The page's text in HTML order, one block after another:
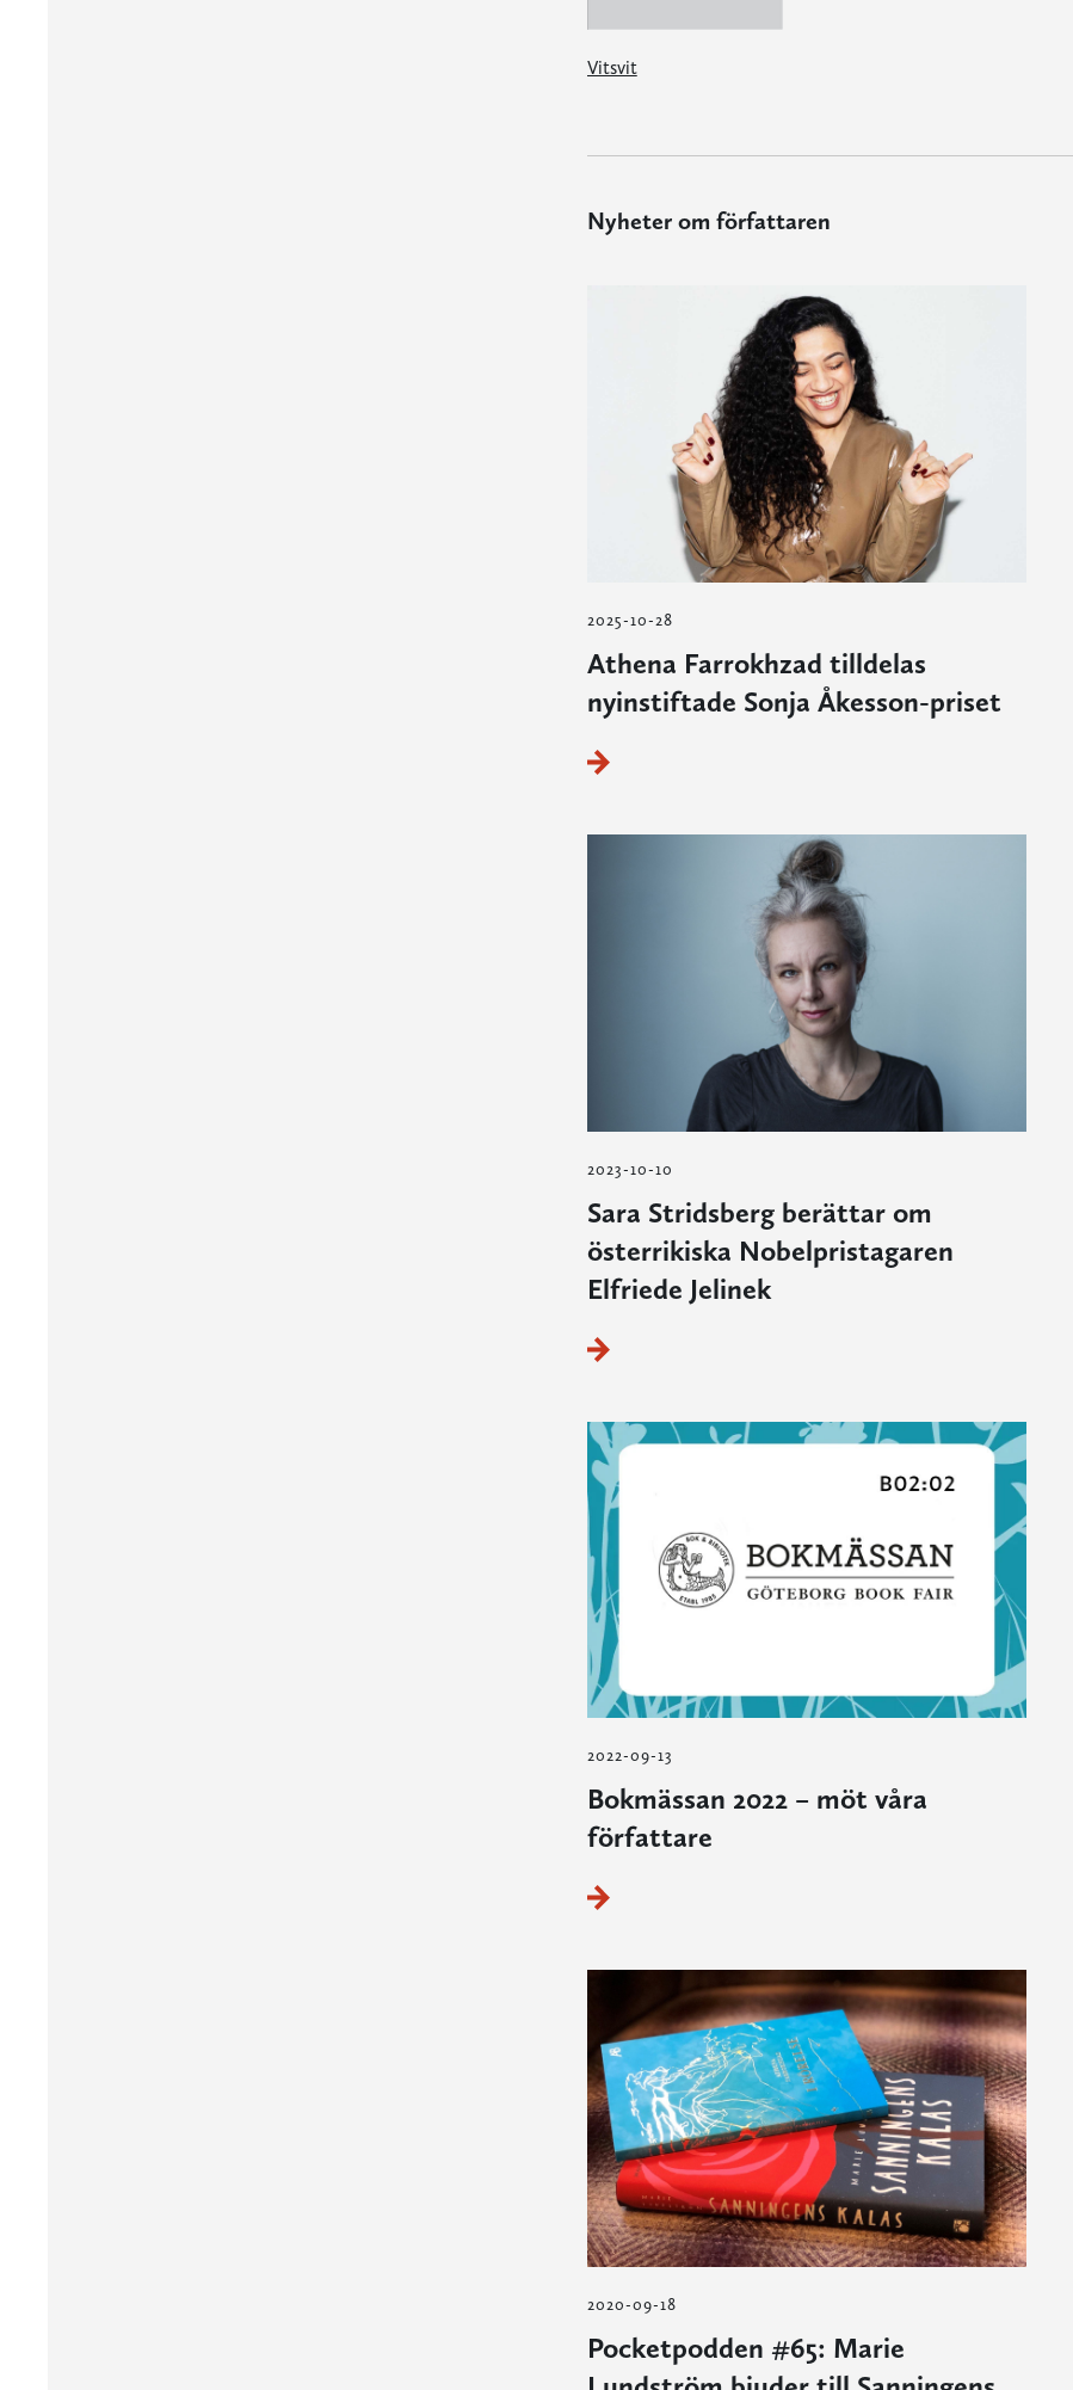
Vitsvit
Nyheter om författaren
2025-10-28
Athena Farrokhzad tilldelas
nyinstiftade Sonja Åkesson-priset
2023-10-10
Sara Stridsberg berättar om
österrikiska Nobelpristagaren
Elfriede Jelinek
2022-09-13
Bokmässan 2022 – möt våra
författare
2020-09-18
Pocketpodden #65: Marie